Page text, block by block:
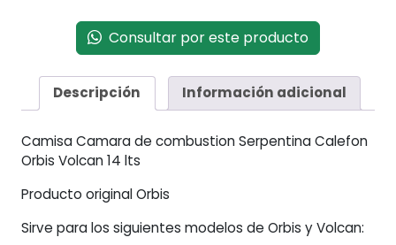
Consultar por este producto
Descripción Información adicional
Camisa Camara de combustion Serpentina Calefon
Orbis Volcan 14 lts
Producto original Orbis
Sirve para los siguientes modelos de Orbis y Volcan: